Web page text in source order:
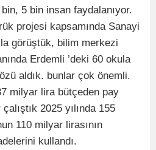
5 bin insan faydalanıyor.
projesi kapsamında Sanayi
görüştük, bilim merkezi
Erdemli ’deki 60 okula
aldık. bunlar çok önemli.
milyar lira bütçeden pay
2025 yılında 155
110 milyar lirasının
kullandı.